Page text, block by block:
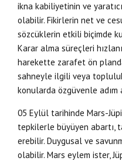
ikna kabiliyetinin ve
olabilir. Fikirlerin net ve
sözcüklerin etkili biçimde
Karar alma süreçleri
harekette zarafet ön
sahneyle ilgili veya
konularda özgüvenle
05 Eylül tarihinde Mars-
tepkilerle büyüyen abartı,
erebilir. Duygusal ve
olabilir. Mars eylem ister,